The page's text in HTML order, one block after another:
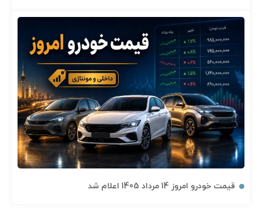
قیمت خودرو امروز 14 مرداد 1405 اعلام شد